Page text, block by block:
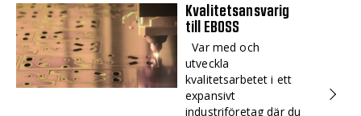
Kvalitetsansvarig
till EBOSS
Var med och
utveckla
kvalitetsarbetet i ett
expansivt
industriföretag där du